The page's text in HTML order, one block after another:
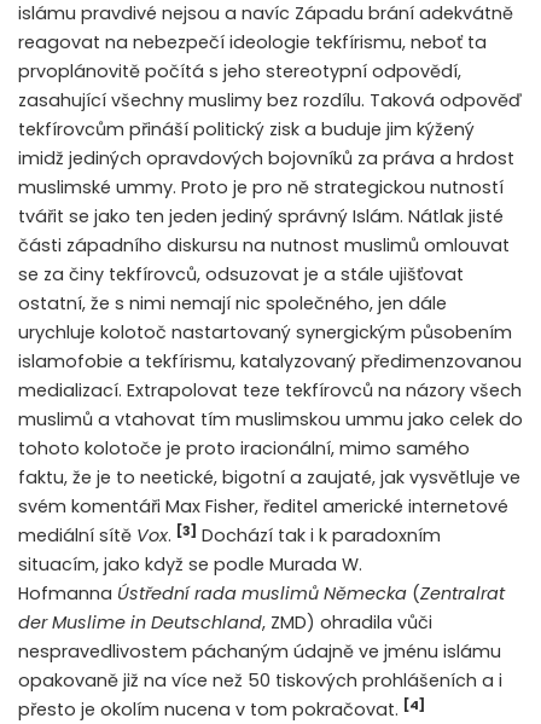
islámu pravdivé nejsou a navíc Západu brání adekvátně
reagovat na nebezpečí ideologie tekfírismu, neboť ta
prvoplánovitě počítá s jeho stereotypní odpovědí,
zasahující všechny muslimy bez rozdílu. Taková odpověď
tekfírovcům přináší politický zisk a buduje jim kýžený
imidž jediných opravdových bojovníků za práva a hrdost
muslimské ummy. Proto je pro ně strategickou nutností
tvářit se jako ten jeden jediný správný Islám. Nátlak jisté
části západního diskursu na nutnost muslimů omlouvat
se za činy tekfírovců, odsuzovat je a stále ujišťovat
ostatní, že s nimi nemají nic společného, jen dále
urychluje kolotoč nastartovaný synergickým působením
islamofobie a tekfírismu, katalyzovaný předimenzovanou
medializací. Extrapolovat teze tekfírovců na názory všech
muslimů a vtahovat tím muslimskou ummu jako celek do
tohoto kolotoče je proto iracionální, mimo samého
faktu, že je to neetické, bigotní a zaujaté, jak vysvětluje ve
svém komentáři Max Fisher, ředitel americké internetové
mediální sítě Vox. [3] Dochází tak i k paradoxním
situacím, jako když se podle Murada W.
Hofmanna Ústřední rada muslimů Německa (Zentralrat
der Muslime in Deutschland, ZMD) ohradila vůči
nespravedlivostem páchaným údajně ve jménu islámu
opakovaně již na více než 50 tiskových prohlášeních a i
přesto je okolím nucena v tom pokračovat. [4]